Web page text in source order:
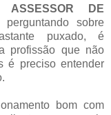
DE
sobre
puxado, é
profissão que não
é preciso entender
bom com